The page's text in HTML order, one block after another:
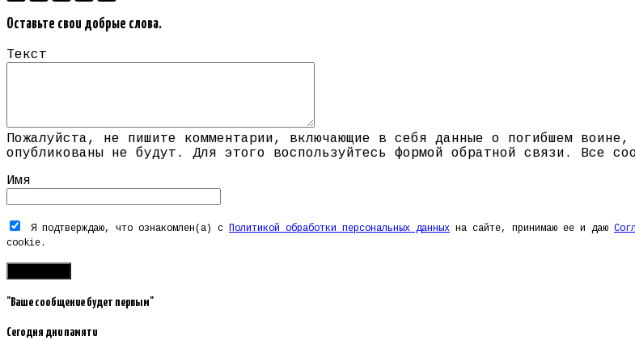
Оставьте свои добрые слова.
Текст
Пожалуйста, не пишите комментарии, включающие в себя данные о погибшем
опубликованы не будут. Для этого воспользуйтесь формой обратной связи. Все
Имя
Я подтверждаю, что ознакомлен(а) с Политикой обработки персональных данных на сайте, принимаю ее и даю
cookie.
"Ваше сообщение будет первым"
Сегодня дни памяти